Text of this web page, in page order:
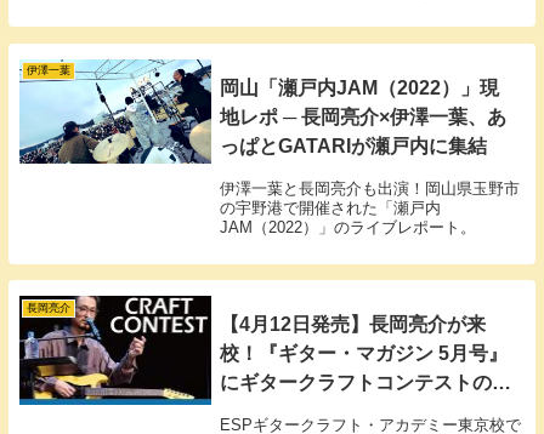
出演が決定。自身がナビゲートする番組
『CITROËN FOURGONNETTE』とのコラ
り広げられます。
伊澤一葉
岡山「瀬戸内JAM（2022）」現
地レポ ─ 長岡亮介×伊澤一葉、あ
っぱとGATARIが瀬戸内に集結
伊澤一葉と長岡亮介も出演！岡山県玉野市
の宇野港で開催された「瀬戸内
JAM（2022）」のライブレポート。
長岡亮介
【4月12日発売】長岡亮介が来
校！『ギター・マガジン 5月号』
にギタークラフトコンテストの模
様が掲載
ESPギタークラフト・アカデミー東京校で